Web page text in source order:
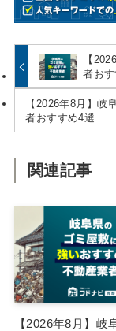
【
者お
【2026年8月】岐
者おすすめ4選
関連記事
【2026年8月】岐